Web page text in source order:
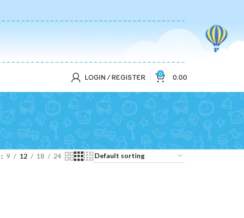
LOGIN / REGISTER 0 0.00
9 12 18 24